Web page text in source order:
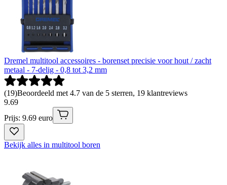
Dremel multitool accessoires - borenset precisie voor hout / zacht
metaal - 7-delig - 0,8 tot 3,2 mm
(19)Beoordeeld met 4.7 van de 5 sterren, 19 klantreviews
9.69
Prijs: 9.69 euro
Bekijk alles in multitool boren